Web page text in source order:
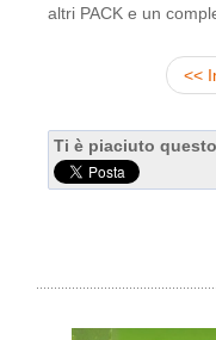
altri PACK e un
<<
Ti è piaciuto